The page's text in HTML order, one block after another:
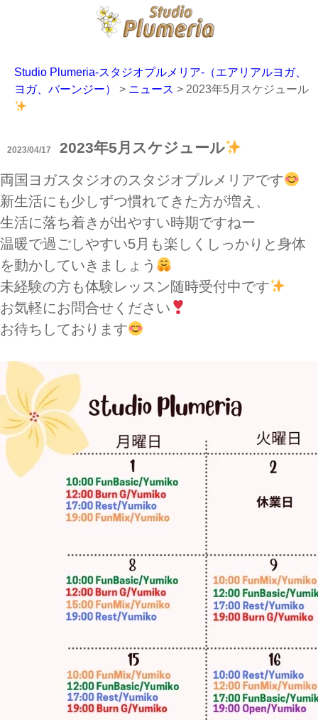
Studio Plumeria-スタジオプルメリア-（エアリアルヨガ、
ヨガ、バーンジー）
> ニュース > 2023年5月スケジュール
2023/04/17 2023年5月スケジュール
両国ヨガスタジオのスタジオプルメリアです
新生活にも少しずつ慣れてきた方が増え、
生活に落ち着きが出やすい時期ですねー
温暖で過ごしやすい5月も楽しくしっかりと身体
を動かしていきましょう
未経験の方も体験レッスン随時受付中です
お気軽にお問合せください
お待ちしております